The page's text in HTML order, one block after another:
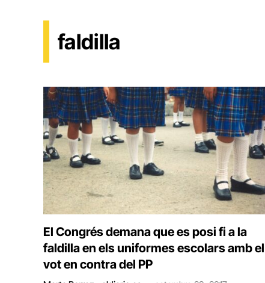
faldilla
El Congrés demana que es posi fi a la
faldilla en els uniformes escolars amb el
vot en contra del PP